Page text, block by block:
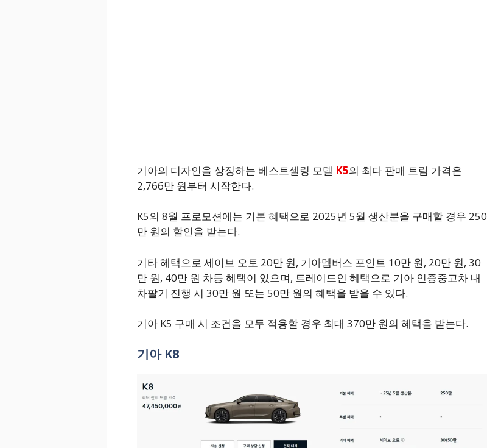
기아의 디자인을 상징하는 베스트셀링 모델 K5의 최다 판매 트림 가격은
2,766만 원부터 시작한다.
K5의 8월 프로모션에는 기본 혜택으로 2025년 5월 생산분을 구매할 경우 250
만 원의 할인을 받는다.
기타 혜택으로 세이브 오토 20만 원, 기아멤버스 포인트 10만 원, 20만 원, 30
만 원, 40만 원 차등 혜택이 있으며, 트레이드인 혜택으로 기아 인증중고차 내
차팔기 진행 시 30만 원 또는 50만 원의 혜택을 받을 수 있다.
기아 K5 구매 시 조건을 모두 적용할 경우 최대 370만 원의 혜택을 받는다.
기아 K8